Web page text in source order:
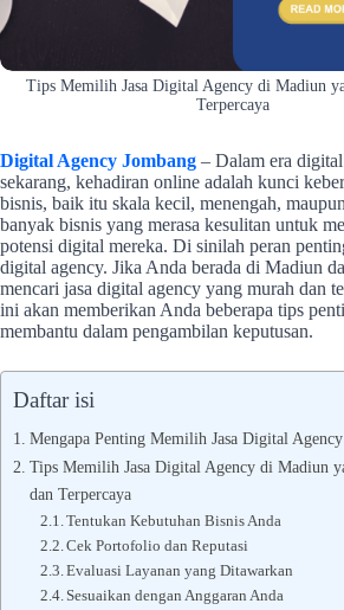
Tips Memilih Jasa Digital Agency di Madiun
Terpercaya
Digital Agency Jombang – Dalam era
sekarang, kehadiran online adalah kunci
bisnis, baik itu skala kecil, menengah,
banyak bisnis yang merasa kesulitan untuk
potensi digital mereka. Di sinilah peran
digital agency. Jika Anda berada di Madiun
mencari jasa digital agency yang murah dan
ini akan memberikan Anda beberapa tips
membantu dalam pengambilan keputusan.
Daftar isi
Mengapa Penting Memilih Jasa Digital
Tips Memilih Jasa Digital Agency di Madiun
dan Terpercaya
Tentukan Kebutuhan Bisnis Anda
Cek Portofolio dan Reputasi
Evaluasi Layanan yang Ditawarkan
Sesuaikan dengan Anggaran Anda